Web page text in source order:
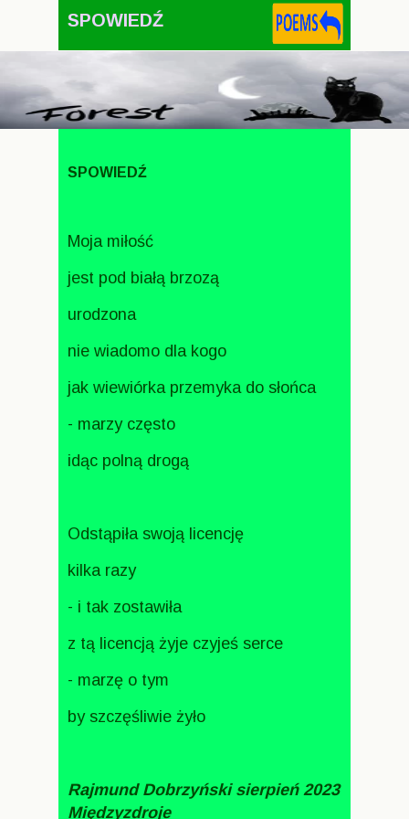
SPOWIEDŹ
SPOWIEDŹ
Moja miłość
jest pod białą brzozą
urodzona
nie wiadomo dla kogo
jak wiewiórka przemyka do słońca
- marzy często
idąc polną drogą
Odstąpiła swoją licencję
kilka razy
- i tak zostawiła
z tą licencją żyje czyjeś serce
- marzę o tym
by szczęśliwie żyło
Rajmund Dobrzyński sierpień 2023
Międzyzdroje